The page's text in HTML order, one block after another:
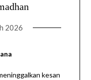
2026
kesan